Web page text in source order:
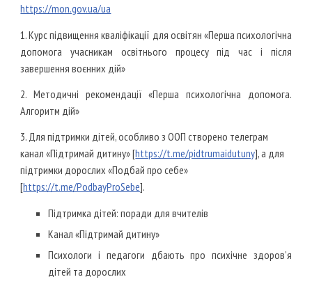
https://mon.gov.ua/ua
1. Курс підвищення кваліфікації для освітян «Перша психологічна
допомога учасникам освітнього процесу під час і після
завершення воєнних дій»
2. Методичні рекомендації «Перша психологічна допомога.
Алгоритм дій»
3. Для підтримки дітей, особливо з ООП створено телеграм
канал «Підтримай дитину» [https://t.me/pidtrumaidutuny], а для
підтримки дорослих «Подбай про себе»
[https://t.me/PodbayProSebe].
Підтримка дітей: поради для вчителів
Канал «Підтримай дитину»
Психологи і педагоги дбають про психічне здоров’я
дітей та дорослих